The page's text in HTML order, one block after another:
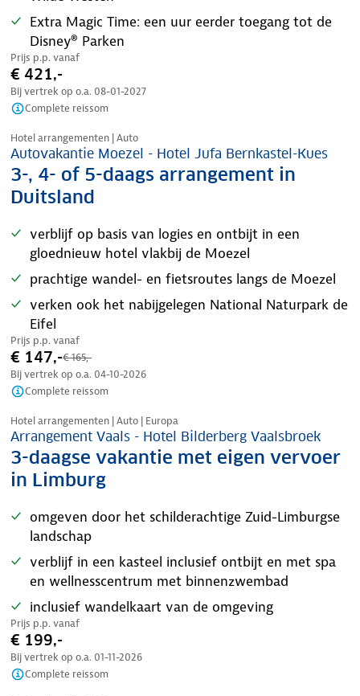
Extra Magic Time: een uur eerder toegang tot de
Disney® Parken
Prijs p.p. vanaf
€ 421,-
Bij vertrek op o.a. 08-01-2027
Complete reissom
Nazomer korting
Hotel arrangementen | Auto
Autovakantie Moezel - Hotel Jufa Bernkastel-Kues
3-, 4- of 5-daags arrangement in
Duitsland
verblijf op basis van logies en ontbijt in een
gloednieuw hotel vlakbij de Moezel
prachtige wandel- en fietsroutes langs de Moezel
verken ook het nabijgelegen National Naturpark de
Eifel
Prijs p.p. vanaf
€ 147,-€ 165,-
Bij vertrek op o.a. 04-10-2026
Complete reissom
Nazomer korting
Hotel arrangementen | Auto | Europa
Arrangement Vaals - Hotel Bilderberg Vaalsbroek
3-daagse vakantie met eigen vervoer
in Limburg
omgeven door het schilderachtige Zuid-Limburgse
landschap
verblijf in een kasteel inclusief ontbijt en met spa
en wellnesscentrum met binnenzwembad
inclusief wandelkaart van de omgeving
Prijs p.p. vanaf
€ 199,-
Bij vertrek op o.a. 01-11-2026
Complete reissom